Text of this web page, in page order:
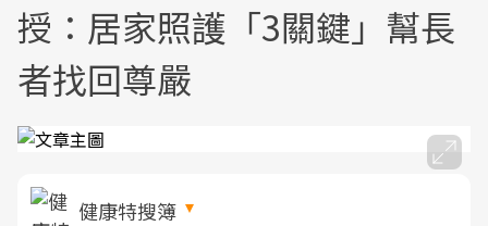
授：居家照護「3關鍵」幫長
者找回尊嚴
健康特搜簿